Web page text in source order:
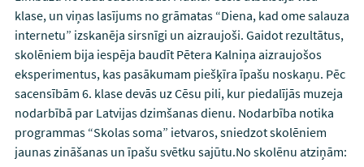
klase, un viņas lasījums no grāmatas “Diena, kad ome salauza
internetu” izskanēja sirsnīgi un aizraujoši. Gaidot rezultātus,
skolēniem bija iespēja baudīt Pētera Kalniņa aizraujošos
eksperimentus, kas pasākumam piešķīra īpašu noskaņu. Pēc
sacensībām 6. klase devās uz Cēsu pili, kur piedalījās muzeja
nodarbībā par Latvijas dzimšanas dienu. Nodarbība notika
programmas “Skolas soma” ietvaros, sniedzot skolēniem
jaunas zināšanas un īpašu svētku sajūtu.No skolēnu atziņām: